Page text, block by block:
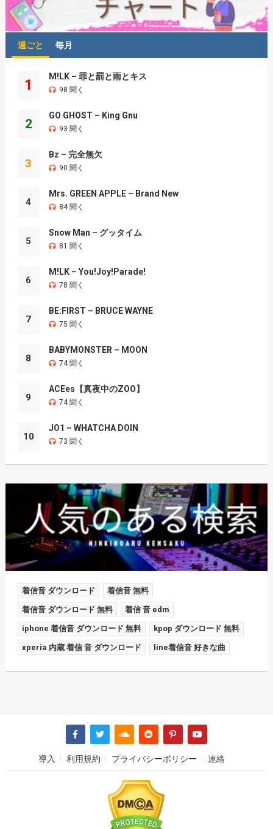
週ごと 毎月
1
M!LK – 罪と罰と雨とキス
98 聞く
2
GO GHOST – King Gnu
93 聞く
3
Bz – 完全無欠
90 聞く
4
Mrs. GREEN APPLE – Brand New
84 聞く
5
Snow Man – グッタイム
81 聞く
6
M!LK – You!Joy!Parade!
78 聞く
7
BE:FIRST – BRUCE WAYNE
75 聞く
8
BABYMONSTER – MOON
74 聞く
9
ACEes【真夜中のZOO】
74 聞く
10
JO1 – WHATCHA DOIN
73 聞く
着信音 ダウンロード 着信音 無料
着信音 ダウンロード 無料 着信 音 edm
iphone 着信音 ダウンロード 無料 kpop ダウンロード 無料
xperia 内蔵 着信 音 ダウンロード line着信音 好きな曲
導入 利用規約 プライバシーポリシー 連絡